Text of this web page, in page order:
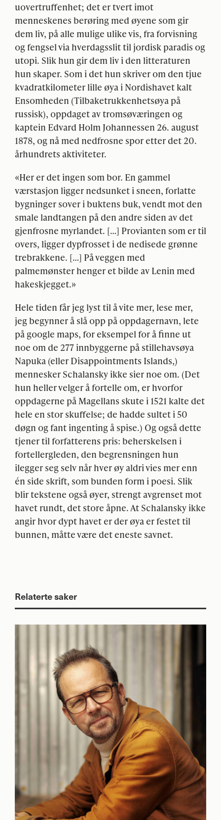
uovertruffenhet; det er tvert imot
menneskenes berøring med øyene som gir
dem liv, på alle mulige ulike vis, fra forvisning
og fengsel via hverdagsslit til jordisk paradis og
utopi. Slik hun gir dem liv i den litteraturen
hun skaper. Som i det hun skriver om den tjue
kvadratkilometer lille øya i Nordishavet kalt
Ensomheden (Tilbaketrukkenhetsøya på
russisk), oppdaget av tromsøværingen og
kaptein Edvard Holm Johannessen 26. august
1878, og nå med nedfrosne spor etter det 20.
århundrets aktiviteter.
«Her er det ingen som bor. En gammel
værstasjon ligger nedsunket i sneen, forlatte
bygninger sover i buktens buk, vendt mot den
smale landtangen på den andre siden av det
gjenfrosne myrlandet. […] Provianten som er til
overs, ligger dypfrosset i de nedisede grønne
trebrakkene. […] På veggen med
palmemønster henger et bilde av Lenin med
hakeskjegget.»
Hele tiden får jeg lyst til å vite mer, lese mer,
jeg begynner å slå opp på oppdagernavn, lete
på google maps, for eksempel for å finne ut
noe om de 277 innbyggerne på stillehavsøya
Napuka (eller Disappointments Islands,)
mennesker Schalansky ikke sier noe om. (Det
hun heller velger å fortelle om, er hvorfor
oppdagerne på Magellans skute i 1521 kalte det
hele en stor skuffelse; de hadde sultet i 50
døgn og fant ingenting å spise.) Og også dette
tjener til forfatterens pris: beherskelsen i
fortellergleden, den begrensningen hun
ilegger seg selv når hver øy aldri vies mer enn
én side skrift, som bunden form i poesi. Slik
blir tekstene også øyer, strengt avgrenset mot
havet rundt, det store åpne. At Schalansky ikke
angir hvor dypt havet er der øya er festet til
bunnen, måtte være det eneste savnet.
Relaterte saker